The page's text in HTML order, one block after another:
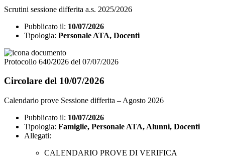
Scrutini sessione differita a.s. 2025/2026
Pubblicato il: 10/07/2026
Tipologia: Personale ATA, Docenti
Protocollo 640/2026 del 07/07/2026
Circolare del 10/07/2026
Calendario prove Sessione differita – Agosto 2026
Pubblicato il: 10/07/2026
Tipologia: Famiglie, Personale ATA, Alunni, Docenti
Allegati:
CALENDARIO PROVE DI VERIFICA